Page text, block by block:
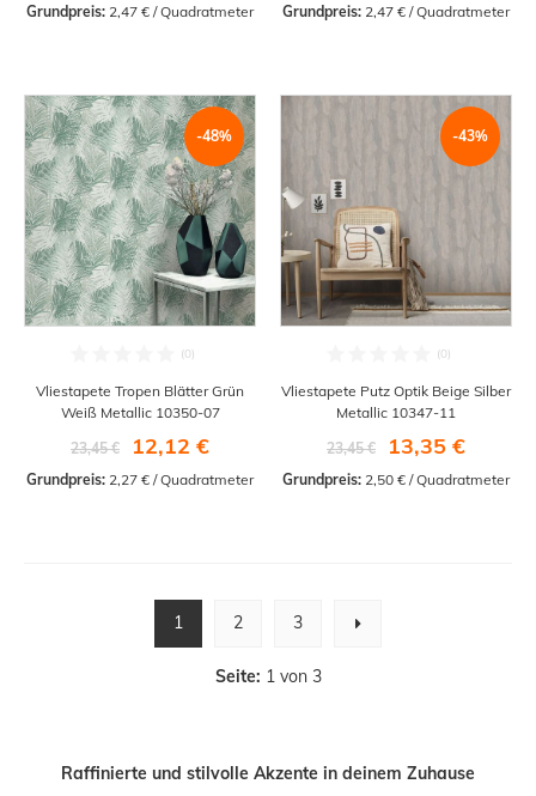
Grundpreis: 2,47 € / Quadratmeter Grundpreis: 2,47 € / Quadratmeter
-48%
Vliestapete Tropen Blätter Grün
Weiß Metallic 10350-07
23,45 €
12,12 €
Grundpreis: 2,27 € / Quadratmeter
-43%
Vliestapete Putz Optik Beige Silber
Metallic 10347-11
23,45 €
13,35 €
Grundpreis: 2,50 € / Quadratmeter
1 2 3
Seite: 1 von 3
Raffinierte und stilvolle Akzente in deinem Zuhause